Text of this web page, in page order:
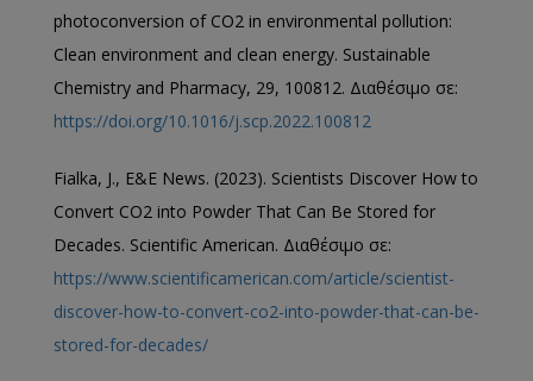
photoconversion of CO2 in environmental pollution:
Clean environment and clean energy. Sustainable
Chemistry and Pharmacy, 29, 100812. Διαθέσιμο σε:
https://doi.org/10.1016/j.scp.2022.100812
Fialka, J., E&E News. (2023). Scientists Discover How to
Convert CO2 into Powder That Can Be Stored for
Decades. Scientific American. Διαθέσιμο σε:
https://www.scientificamerican.com/article/scientist-
discover-how-to-convert-co2-into-powder-that-can-be-
stored-for-decades/